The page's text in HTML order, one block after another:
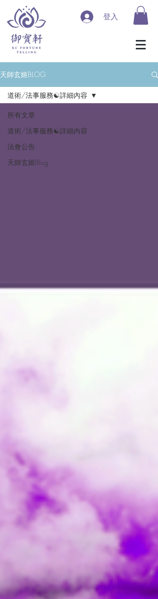
登入
天師玄姬BLOG
所有文章
道術/法事服務☯詳細內容
法會公告
天師玄姬Blog
道術/法事服務☯詳細內容